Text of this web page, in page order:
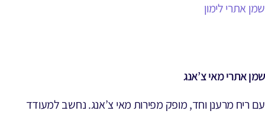
שמן אתרי לימון
שמן אתרי מאי צ’אנג
עם ריח מרענן וחד, מופק מפירות מאי צ’אנג. נחשב למעודד